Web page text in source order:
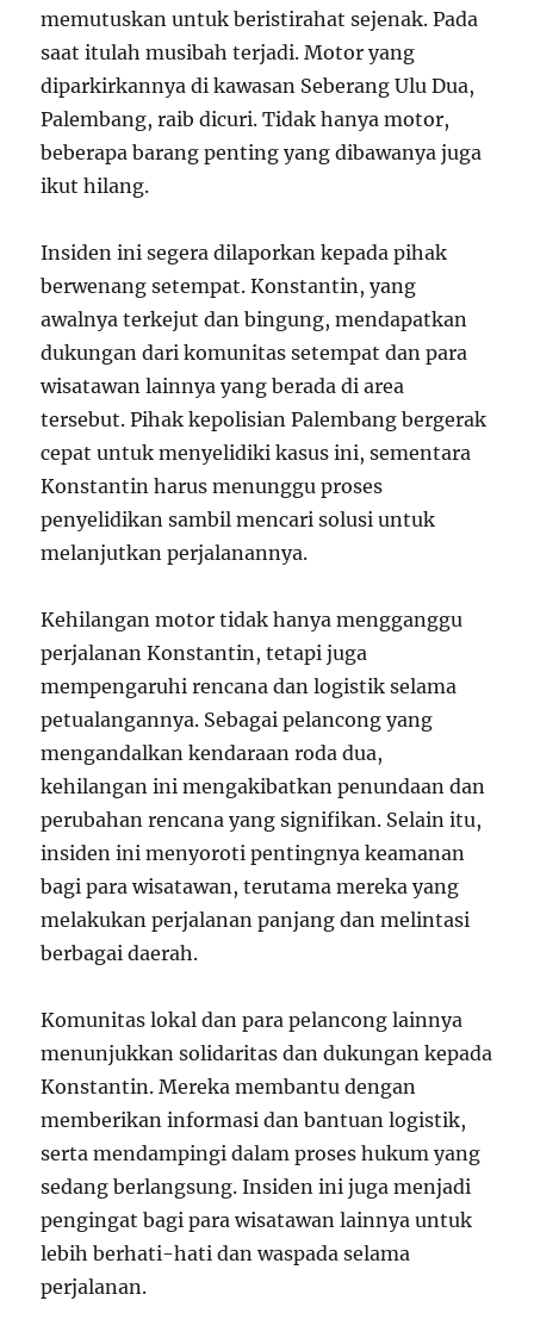
memutuskan untuk beristirahat sejenak. Pada
saat itulah musibah terjadi. Motor yang
diparkirkannya di kawasan Seberang Ulu Dua,
Palembang, raib dicuri. Tidak hanya motor,
beberapa barang penting yang dibawanya juga
ikut hilang.
Insiden ini segera dilaporkan kepada pihak
berwenang setempat. Konstantin, yang
awalnya terkejut dan bingung, mendapatkan
dukungan dari komunitas setempat dan para
wisatawan lainnya yang berada di area
tersebut. Pihak kepolisian Palembang bergerak
cepat untuk menyelidiki kasus ini, sementara
Konstantin harus menunggu proses
penyelidikan sambil mencari solusi untuk
melanjutkan perjalanannya.
Kehilangan motor tidak hanya mengganggu
perjalanan Konstantin, tetapi juga
mempengaruhi rencana dan logistik selama
petualangannya. Sebagai pelancong yang
mengandalkan kendaraan roda dua,
kehilangan ini mengakibatkan penundaan dan
perubahan rencana yang signifikan. Selain itu,
insiden ini menyoroti pentingnya keamanan
bagi para wisatawan, terutama mereka yang
melakukan perjalanan panjang dan melintasi
berbagai daerah.
Komunitas lokal dan para pelancong lainnya
menunjukkan solidaritas dan dukungan kepada
Konstantin. Mereka membantu dengan
memberikan informasi dan bantuan logistik,
serta mendampingi dalam proses hukum yang
sedang berlangsung. Insiden ini juga menjadi
pengingat bagi para wisatawan lainnya untuk
lebih berhati-hati dan waspada selama
perjalanan.